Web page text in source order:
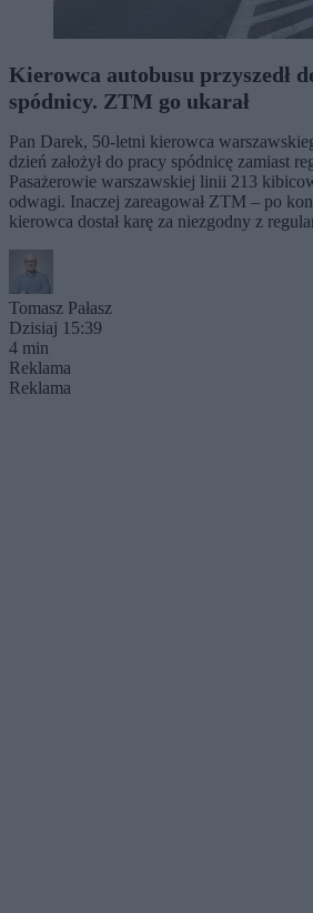
Kierowca autobusu przyszedł
spódnicy. ZTM go ukarał
Pan Darek, 50-letni kierowca
dzień założył do pracy spódnicę zamiast
Pasażerowie warszawskiej linii 213
odwagi. Inaczej zareagował ZTM – po
kierowca dostał karę za niezgodny z
Tomasz Pałasz
Dzisiaj 15:39
4 min
Reklama
Reklama